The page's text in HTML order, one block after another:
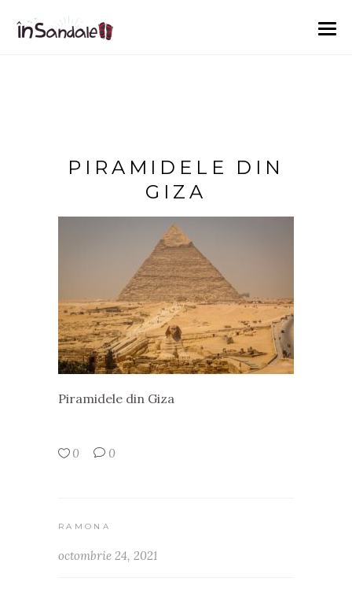
PIRAMIDELE DIN
GIZA
Piramidele din Giza
0 0
RAMONA
octombrie 24, 2021